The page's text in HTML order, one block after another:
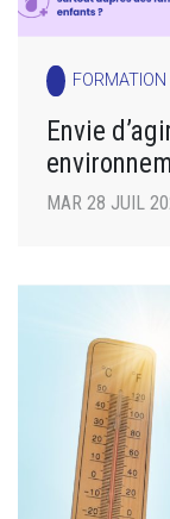
Envie
MAR 28 JUIL